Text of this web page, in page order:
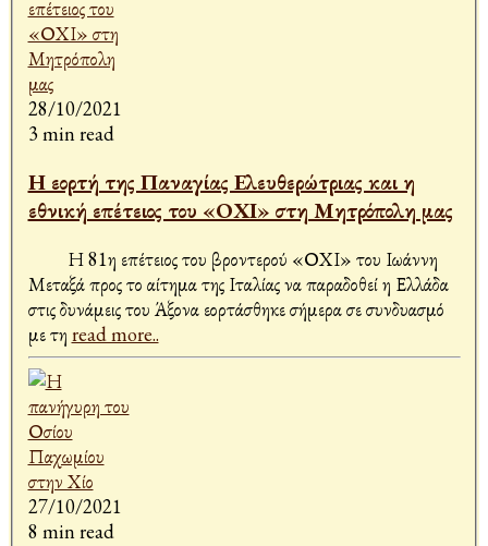
28/10/2021
3 min read
Η εορτή της Παναγίας Ελευθερώτριας και η
εθνική επέτειος του «ΟΧΙ» στη Μητρόπολη μας
Η 81η επέτειος του βροντερού «ΟΧΙ» του Ιωάννη
Μεταξά προς το αίτημα της Ιταλίας να παραδοθεί η Ελλάδα
στις δυνάμεις του Άξονα εορτάσθηκε σήμερα σε συνδυασμό
με τη read more..
27/10/2021
8 min read